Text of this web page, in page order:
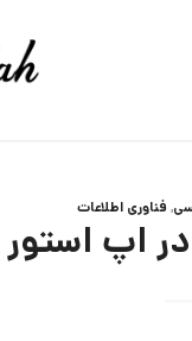
,فناوری اطلاعات
اپ استور